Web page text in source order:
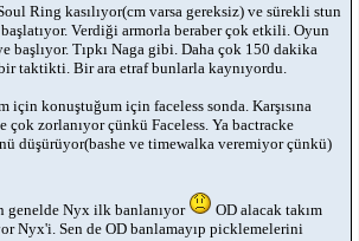
Ring kasılıyor(cm varsa gereksiz) ve sürekli stun
Verdiği armorla beraber çok etkili. Oyun
başlıyor. Tıpkı Naga gibi. Daha çok 150 dakika
taktikti. Bir ara etraf bunlarla kaynıyordu.
için konuştuğum için faceless sonda. Karşısına
zorlanıyor çünkü Faceless. Ya bactracke
düşürüyor(bashe ve timewalka veremiyor çünkü)
genelde Nyx ilk banlanıyor
OD alacak takım
Nyx'i. Sen de OD banlamayıp picklemelerini